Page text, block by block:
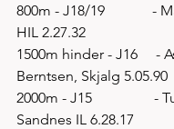
800m - J18/19             -
HIL 2.27.32
1500m hinder - J16     -
Berntsen, Skjalg 5.05.90
2000m - J15                 -
Sandnes IL 6.28.17